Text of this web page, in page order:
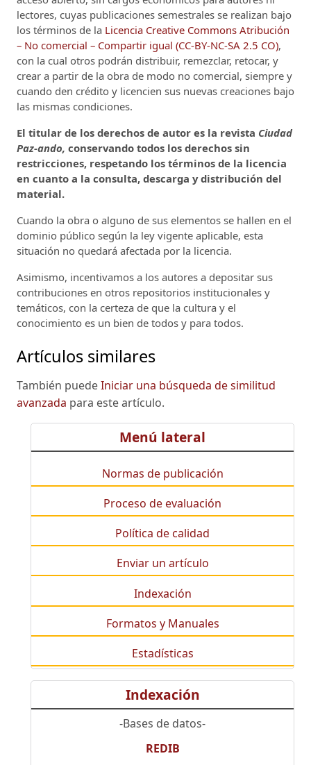
lectores, cuyas publicaciones semestrales se realizan bajo
los términos de la Licencia Creative Commons Atribución
– No comercial – Compartir igual (CC-BY-NC-SA 2.5 CO),
con la cual otros podrán distribuir, remezclar, retocar, y
crear a partir de la obra de modo no comercial, siempre y
cuando den crédito y licencien sus nuevas creaciones bajo
las mismas condiciones.
El titular de los derechos de autor es la revista Ciudad
Paz-ando, conservando todos los derechos sin
restricciones, respetando los términos de la licencia
en cuanto a la consulta, descarga y distribución del
material.
Cuando la obra o alguno de sus elementos se hallen en el
dominio público según la ley vigente aplicable, esta
situación no quedará afectada por la licencia.
Asimismo, incentivamos a los autores a depositar sus
contribuciones en otros repositorios institucionales y
temáticos, con la certeza de que la cultura y el
conocimiento es un bien de todos y para todos.
Artículos similares
También puedeIniciar una búsqueda de similitud
avanzada para este artículo.
Menú lateral
Normas de publicación
Proceso de evaluación
Política de calidad
Enviar un artículo
Indexación
Formatos y Manuales
Estadísticas
Indexación
-Bases de datos-
REDIB